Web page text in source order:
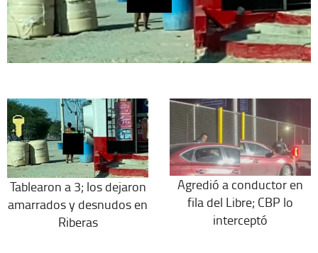
Tablearon a 3; los dejaron
amarrados y desnudos en
Riberas
Agredió a conductor en
fila del Libre; CBP lo
interceptó